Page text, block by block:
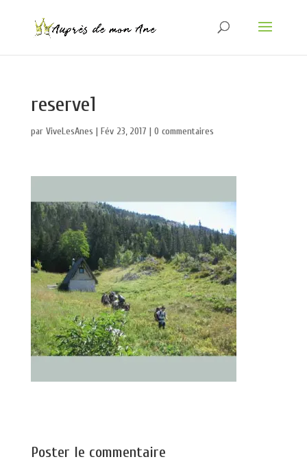
reserve1
par ViveLesAnes | Fév 23, 2017 | 0 commentaires
Poster le commentaire